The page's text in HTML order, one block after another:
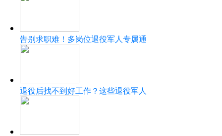
告别求职难！多岗位退役军人专属通
退役后找不到好工作？这些退役军人